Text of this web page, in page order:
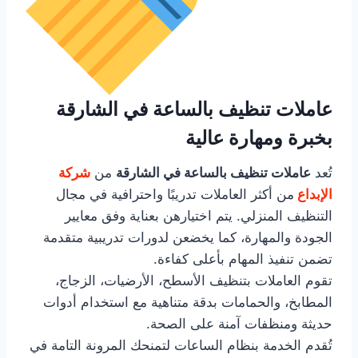
عاملات تنظيف بالساعة في الشارقة
بخبرة ومهارة عالية
تُعد عاملات تنظيف بالساعة في الشارقة من شركة
الإبداع من أكثر العاملات تدريبًا واحترافية في مجال
التنظيف المنزلي. يتم اختيارهن بعناية وفق معايير
الجودة والمهارة، كما يخضعن لدورات تدريبية متقدمة
تضمن تنفيذ المهام بأعلى كفاءة.
تقوم العاملات بتنظيف الأسطح، الأرضيات، الزجاج،
المطابخ، والحمامات بدقة متناهية مع استخدام أدوات
حديثة ومنظفات آمنة على الصحة.
تُقدم الخدمة بنظام الساعات لتمنحك المرونة التامة في